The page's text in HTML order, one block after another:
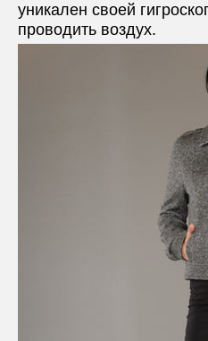
уникален своей
проводить воздух.